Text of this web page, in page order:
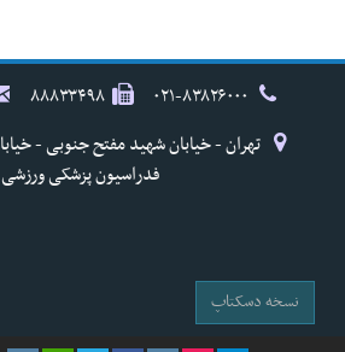
۸۸۸۳۳۴۹۸
فدراسیون پزشکی ورزشی
نسخه دسکتاپ